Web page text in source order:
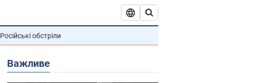
Російські обстріли
Важливе